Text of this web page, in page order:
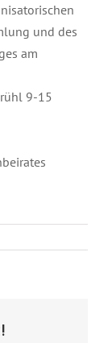
und des
am
9-15